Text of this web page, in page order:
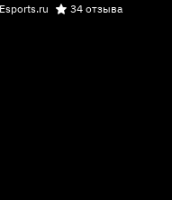
Esports.ru 34 отзыва